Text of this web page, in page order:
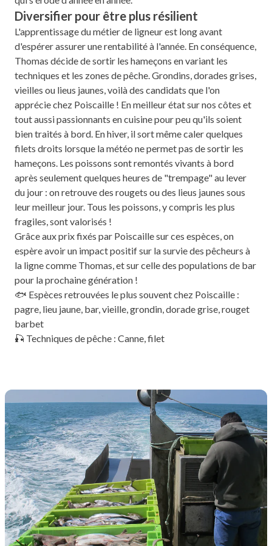
Diversifier pour être plus résilient
L'apprentissage du métier de ligneur est long avant
d'espérer assurer une rentabilité à l'année. En conséquence,
Thomas décide de sortir les hameçons en variant les
techniques et les zones de pêche. Grondins, dorades grises,
vieilles ou lieus jaunes, voilà des candidats que l'on
apprécie chez Poiscaille ! En meilleur état sur nos côtes et
tout aussi passionnants en cuisine pour peu qu'ils soient
bien traités à bord. En hiver, il sort même caler quelques
filets droits lorsque la météo ne permet pas de sortir les
hameçons. Les poissons sont remontés vivants à bord
après seulement quelques heures de "trempage" au lever
du jour : on retrouve des rougets ou des lieus jaunes sous
leur meilleur jour. Tous les poissons, y compris les plus
fragiles, sont valorisés !
Grâce aux prix fixés par Poiscaille sur ces espèces, on
espère avoir un impact positif sur la survie des pêcheurs à
la ligne comme Thomas, et sur celle des populations de bar
pour la prochaine génération !
🐟 Espèces retrouvées le plus souvent chez Poiscaille :
pagre, lieu jaune, bar, vieille, grondin, dorade grise, rouget
barbet
🎣 Techniques de pêche : Canne, filet